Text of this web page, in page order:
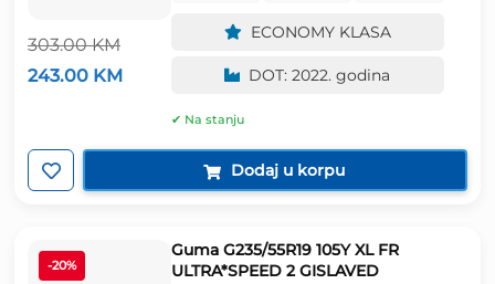
303.00KM
Izvorna
cijena
303.00 KM.
243.00 KM
243.00 KM.
ECONOMY KLASA
DOT: 2022. godina
✔ Na stanju
Dodaj u korpu
-20%
Guma G235/55R19 105Y XL FR
ULTRA*SPEED 2 GISLAVED